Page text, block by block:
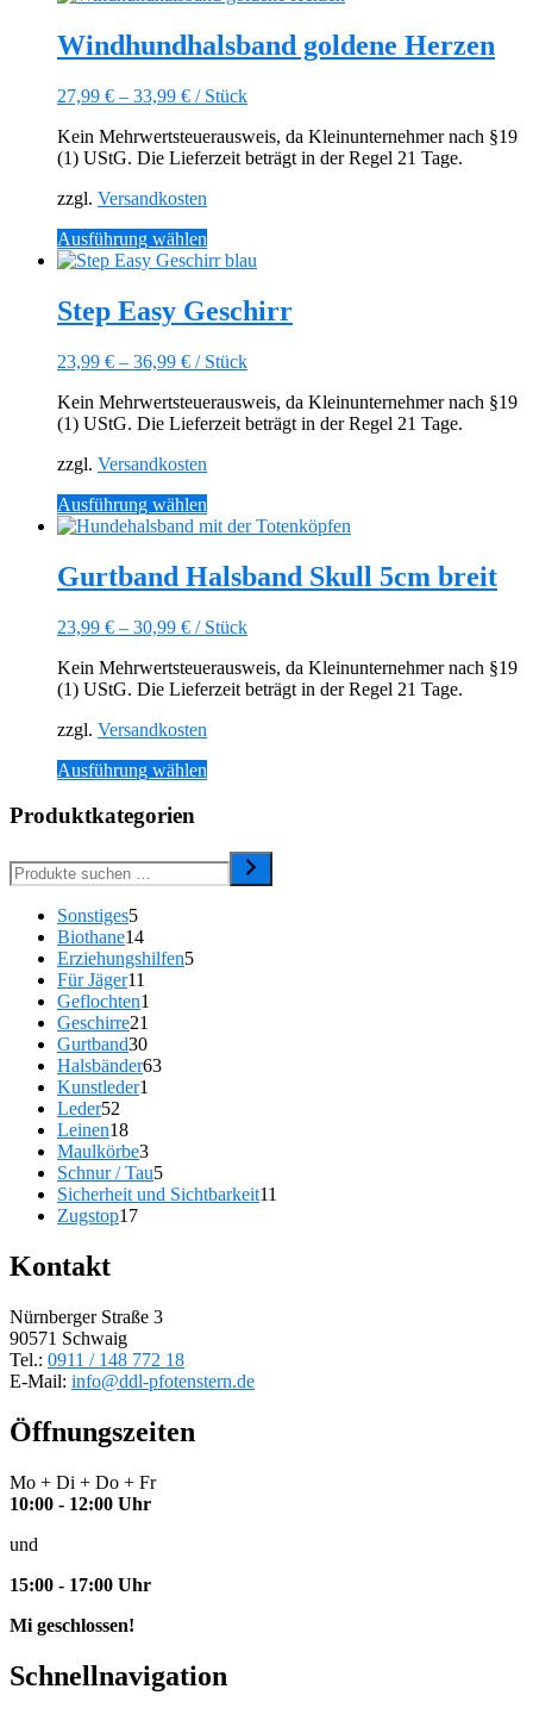
mehrere
Varianten
Die
können
auf
Produktseite
gewählt
werden
Windhundhalsband goldene Herzen
27,99 € – 33,99 € / Stück
Kein Mehrwertsteuerausweis, da Kleinunternehmer nach §19
(1) UStG. Die Lieferzeit beträgt in der Regel 21 Tage.
zzgl. Versandkosten
Ausführung wählen
Produkt
mehrere
Varianten
Die
können
auf
Produktseite
gewählt
werden
Step Easy Geschirr
23,99 € – 36,99 € / Stück
Kein Mehrwertsteuerausweis, da Kleinunternehmer nach §19
(1) UStG. Die Lieferzeit beträgt in der Regel 21 Tage.
zzgl. Versandkosten
Ausführung wählen
Produkt
mehrere
Varianten
Die
können
auf
Produktseite
gewählt
werden
Gurtband Halsband Skull 5cm breit
23,99 € – 30,99 € / Stück
Kein Mehrwertsteuerausweis, da Kleinunternehmer nach §19
(1) UStG. Die Lieferzeit beträgt in der Regel 21 Tage.
zzgl. Versandkosten
Ausführung wählen
Varianten
Produktkategorien
Sonstiges55
Produkte
Biothane1414
Produkte
Erziehungshilfen55
Für Jäger11
Produkte
Geflochten1
Geschirre21
Gurtband3030
Produkte
Halsbänder6363
Kunstleder1
Leder52
Produkte
Leinen1818
Produkte
Maulkörbe33
Produkte
Schnur / Tau55
Produkte
Sicherheit und Sichtbarkeit11
Zugstop1717
Kontakt
Nürnberger Straße 3
90571 Schwaig
Tel.: 0911 / 148 772 18
E-Mail: info@ddl-pfotenstern.de
Öffnungszeiten
Mo + Di + Do + Fr
10:00 - 12:00 Uhr
und
15:00 - 17:00 Uhr
Mi geschlossen!
Schnellnavigation